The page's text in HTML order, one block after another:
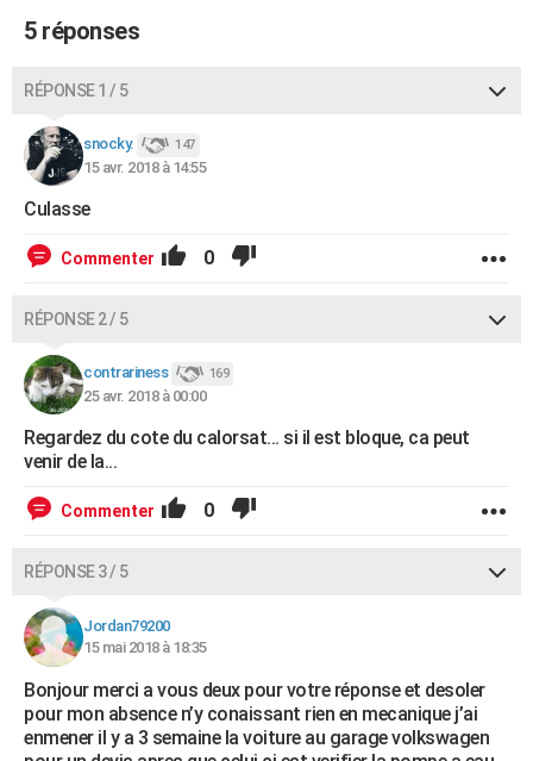
5 réponses
RÉPONSE 1 / 5
snocky. 147
15 avr. 2018 à 14:55
Culasse
Commenter 0
RÉPONSE 2 / 5
contrariness 169
25 avr. 2018 à 00:00
Regardez du cote du calorsat... si il est bloque, ca peut
venir de la...
Commenter 0
RÉPONSE 3 / 5
Jordan79200
15 mai 2018 à 18:35
Bonjour merci a vous deux pour votre réponse et desoler
pour mon absence n’y conaissant rien en mecanique j’ai
enmener il y a 3 semaine la voiture au garage volkswagen